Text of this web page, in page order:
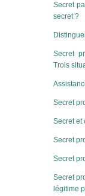
Secret
secret ?
Secret
Trois
Secret
Secret et
Secret
Secret
Secret
légitime